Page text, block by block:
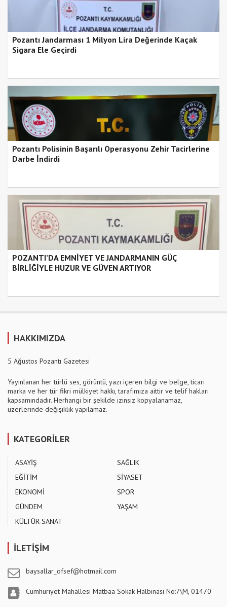
Pozantı Jandarması 1 Milyon Lira Değerinde Kaçak
Sigara Ele Geçirdi
Pozantı Polisinin Başarılı Operasyonu Zehir Tacirlerine
Darbe İndirdi
POZANTI’DA EMNİYET VE JANDARMANIN GÜÇ
BİRLİĞİYLE HUZUR VE GÜVEN ARTIYOR
HAKKIMIZDA
5 Ağustos Pozantı Gazetesi
Yayınlanan her türlü ses, görüntü, yazı içeren bilgi ve belge, ticari
marka ve her tür fikri mülkiyet hakkı, tarafımıza aittir ve telif hakları
kapsamındadır. Herhangi bir şekilde izinsiz kopyalanamaz,
üzerlerinde değişiklik yapılamaz.
KATEGORİLER
ASAYİŞ
EĞİTİM
EKONOMİ
GÜNDEM
KÜLTÜR-SANAT
SAĞLIK
SİYASET
SPOR
YAŞAM
İLETİŞİM
baysallar_ofsef@hotmail.com
Cumhuriyet Mahallesi Matbaa Sokak Halbinası No:7\M, 01470